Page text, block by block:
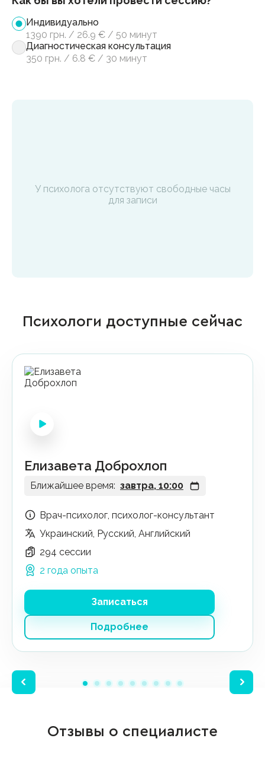
Индивидуально
1390 грн. / 26.9 € / 50 минут
Диагностическая консультация
350 грн. / 6.8 € / 30 минут
У психолога отсутствуют свободные часы
для записи
Психологи доступные сейчас
Елизавета Доброхлоп
Ближайшее время: завтра, 10:00
Врач-психолог, психолог-консультант
Украинский, Русский, Английский
294 сессии
2 года опыта
Подробнее
Записаться
Отзывы о специалисте